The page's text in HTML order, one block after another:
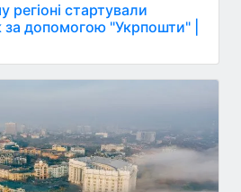
стартували
за допомогою "Укрпошти" |